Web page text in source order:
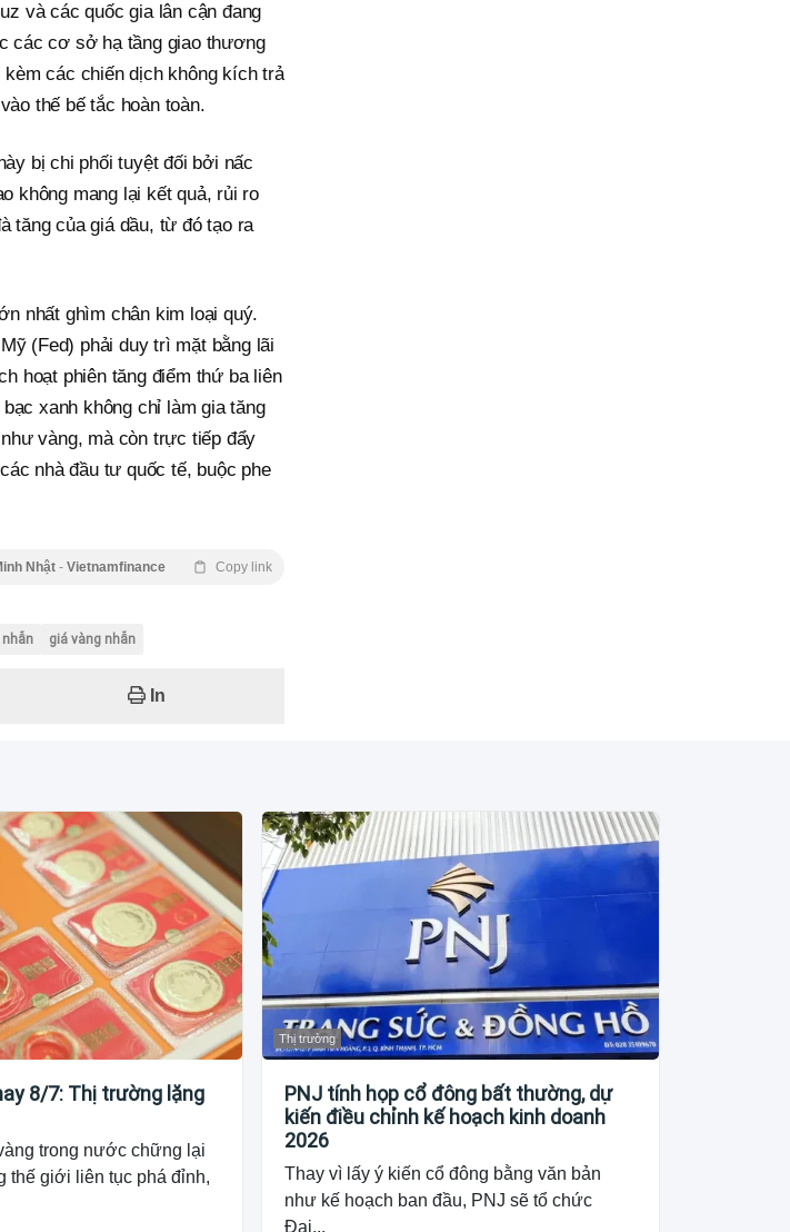
và các quốc gia lân cận đang
các cơ sở hạ tầng giao thương
các chiến dịch không kích trả
thế bế tắc hoàn toàn.
bị chi phối tuyệt đối bởi nấc
không mang lại kết quả, rủi ro
tăng của giá dầu, từ đó tạo ra
nhất ghìm chân kim loại quý.
(Fed) phải duy trì mặt bằng lãi
hoạt phiên tăng điểm thứ ba liên
xanh không chỉ làm gia tăng
vàng, mà còn trực tiếp đẩy
nhà đầu tư quốc tế, buộc phe
Nhật - Vietnamfinance Copy link
giá vàng nhẫn
In
8/7: Thị trường lặng
trong nước chững lại
thế giới liên tục phá đỉnh,
Thị trường
PNJ tính họp cổ đông bất thường, dự
kiến điều chỉnh kế hoạch kinh doanh
2026
Thay vì lấy ý kiến cổ đông bằng văn bản
như kế hoạch ban đầu, PNJ sẽ tổ chức
Đại...